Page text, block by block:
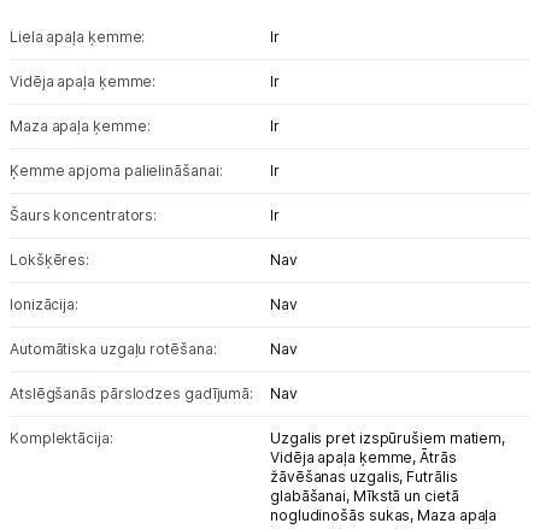
Liela apaļa ķemme: Ir
Vidēja apaļa ķemme: Ir
Maza apaļa ķemme: Ir
Ķemme apjoma palielināšanai: Ir
Šaurs koncentrators: Ir
Lokšķēres: Nav
Ionizācija: Nav
Automātiska uzgaļu rotēšana: Nav
Atslēgšanās pārslodzes gadījumā: Nav
Komplektācija:
Uzgalis pret izspūrušiem matiem,
Vidēja apaļa ķemme,Ātrās
žāvēšanas uzgalis, Futrālis
glabāšanai, Mīkstā un cietā
nogludinošās sukas, Maza apaļa